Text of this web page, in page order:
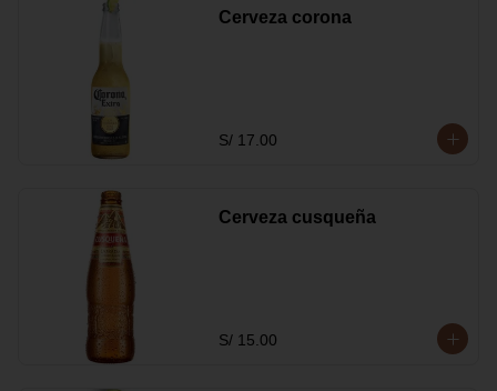
Cerveza corona
S/ 17.00
Cerveza cusqueña
S/ 15.00